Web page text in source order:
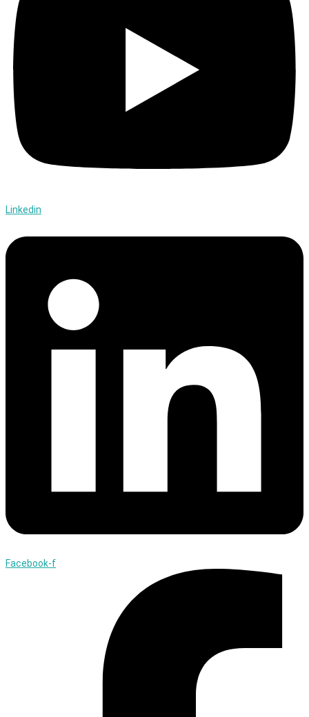
Linkedin
Facebook-f